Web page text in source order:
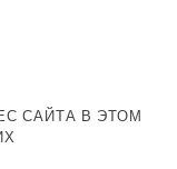
САЙТА В ЭТОМ